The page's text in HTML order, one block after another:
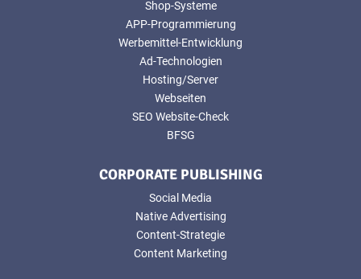
Shop-Systeme
APP-Programmierung
Werbemittel-Entwicklung
Ad-Technologien
Hosting/Server
Webseiten
SEO Website-Check
BFSG
CORPORATE PUBLISHING
Social Media
Native Advertising
Content-Strategie
Content Marketing